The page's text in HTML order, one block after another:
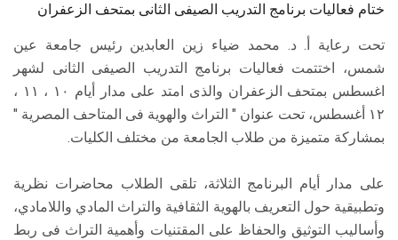
الزائـرون
سجل الان
ختام فعاليات برنامج التدريب الصيفى الثانى بمتحف الزعفران
تحت رعاية أ. د. محمد ضياء زين العابدين رئيس جامعة عين
شمس، اختتمت فعاليات برنامج التدريب الصيفى الثانى لشهر
اغسطس بمتحف الزعفران والذى امتد على مدار أيام ١٠ ، ١١ ،
١٢ أغسطس، تحت عنوان " التراث والهوية فى المتاحف المصرية "
بمشاركة متميزة من طلاب الجامعة من مختلف الكليات.
على مدار أيام البرنامج الثلاثة، تلقى الطلاب محاضرات نظرية
وتطبيقية حول التعريف بالهوية الثقافية والتراث المادي واللامادي،
وأساليب التوثيق والحفاظ على المقتنيات وأهمية التراث فى ربط